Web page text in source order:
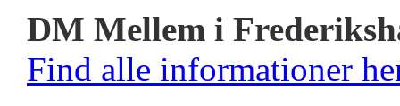
DM Mellem i
Find alle informationer